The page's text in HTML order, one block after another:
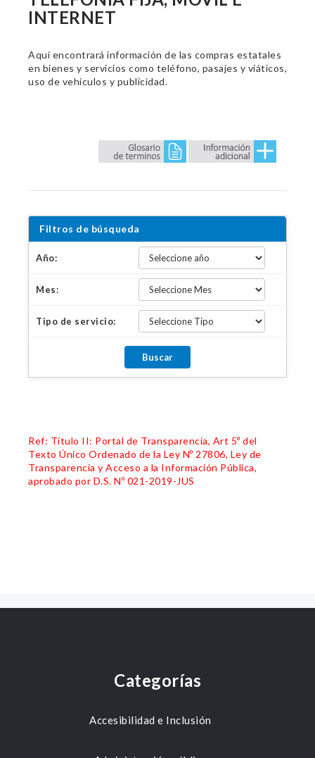
INTERNET
Aquí encontrará información de las compras estatales
en bienes y servicios como teléfono, pasajes y viáticos,
uso de vehículos y publicidad.
Filtros de búsqueda
Año:
Mes:
Tipo de servicio:
Ref: Título II: Portal de Transparencia, Art 5º del
Texto Único Ordenado de la Ley Nº 27806, Ley de
Transparencia y Acceso a la Información Pública,
aprobado por D.S. Nº 021-2019-JUS
Categorías
Accesibilidad e Inclusión